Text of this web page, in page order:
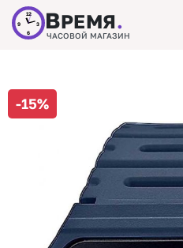
12
3
6
9 ВРЕМЯ.
ЧАСОВОЙ МАГАЗИН
-15%